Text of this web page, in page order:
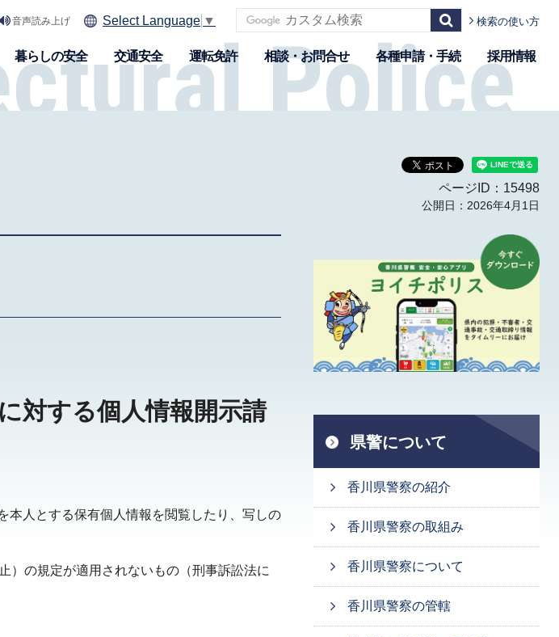
音声読み上げ Select Language ▼ 検索の使い方
暮らしの安全 交通安全 運転免許 相談・お問合せ 各種申請・手続 採用情報
ページID：15498
公開日：2026年4月1日
対する個人情報開示請
本人とする保有個人情報を閲覧したり、写しの
）の規定が適用されないもの（刑事訴訟法に
県警について
香川県警察の紹介
香川県警察の取組み
香川県警察について
香川県警察の管轄